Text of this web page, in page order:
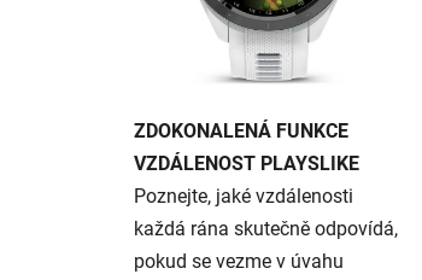
ZDOKONALENÁ FUNKCE
VZDÁLENOST PLAYSLIKE
Poznejte, jaké vzdálenosti
každá rána skutečně odpovídá,
pokud se vezme v úvahu